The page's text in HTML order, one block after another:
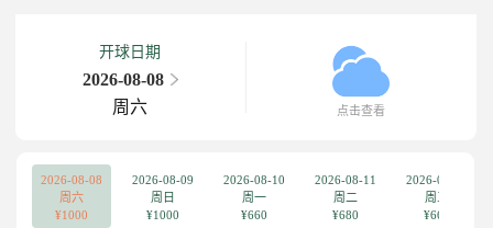
开球日期
2026-08-08
周六
点击查看
2026-08-08
周六
¥1000
2026-08-09
周日
¥1000
2026-08-10
周一
¥660
2026-08-11
周二
¥680
2026-08-12
周三
¥660